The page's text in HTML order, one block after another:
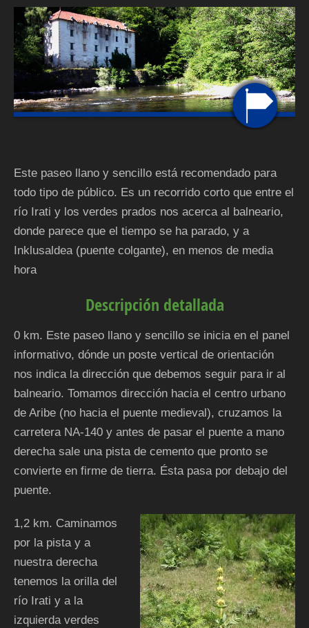
Este paseo llano y sencillo está recomendado para
todo tipo de público. Es un recorrido corto que entre el
río Irati y los verdes prados nos acerca al balneario,
donde parece que el tiempo se ha parado, y a
Inklusaldea (puente colgante), en menos de media
hora
Descripción detallada
0 km. Este paseo llano y sencillo se inicia en el panel
informativo, dónde un poste vertical de orientación
nos indica la dirección que debemos seguir para ir al
balneario. Tomamos dirección hacia el centro urbano
de Aribe (no hacia el puente medieval), cruzamos la
carretera NA-140 y antes de pasar el puente a mano
derecha sale una pista de cemento que pronto se
convierte en firme de tierra. Ésta pasa por debajo del
puente.
1,2 km. Caminamos
por la pista y a
nuestra derecha
tenemos la orilla del
río Irati y a la
izquierda verdes